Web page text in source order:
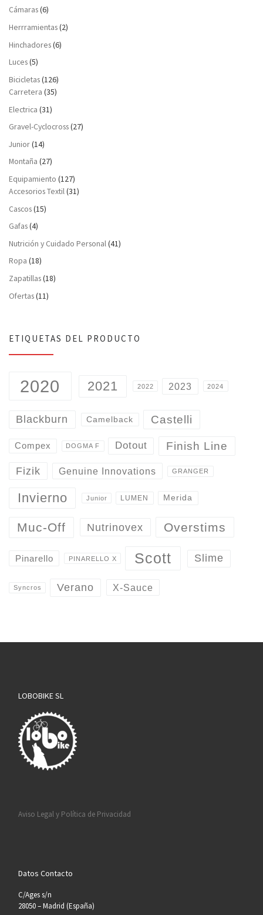
Cámaras(6)
Herrramientas(2)
Hinchadores(6)
Luces(5)
Bicicletas(126)
Carretera (35)
Electrica (31)
Gravel-Cyclocross(27)
Junior(14)
Montaña (27)
Equipamiento (127)
Accesorios Textil(31)
Cascos(15)
Gafas(4)
Nutrición y Cuidado Personal(41)
Ropa (18)
Zapatillas(18)
Ofertas(11)
ETIQUETAS DEL PRODUCTO
2020 2021 2022 2023 2024
Blackburn Camelback Castelli
Compex DOGMA F Dotout Finish Line
Fizik Genuine Innovations GRANGER
Invierno Junior LUMEN Merida
Muc-Off Nutrinovex Overstims
Pinarello PINARELLO X Scott Slime
Syncros Verano X-Sauce
LOBOBIKE SL
Aviso Legal y Política de Privacidad
Datos Contacto
C/Ages s/n
28050 – Madrid (España)